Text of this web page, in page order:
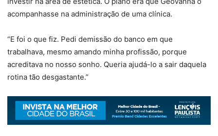
acompanhasse na administração de uma clínica.
“E foi o que fiz. Pedi demissão do banco em que
trabalhava, mesmo amando minha profissão, porque
acreditava no nosso sonho. Queria ajudá-lo a sair daquela
rotina tão desgastante.”